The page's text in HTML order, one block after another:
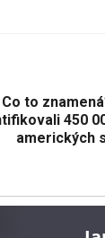
Co to
450
amerických